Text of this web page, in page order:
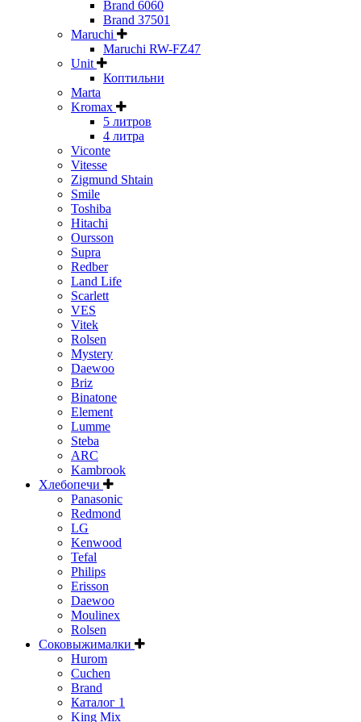
Brand 6060
Brand 37501
Maruchi
Maruchi RW-FZ47
Unit
Коптильни
Marta
Kromax
5 литров
4 литра
Viconte
Vitesse
Zigmund Shtain
Smile
Toshiba
Hitachi
Oursson
Supra
Redber
Land Life
Scarlett
VES
Vitek
Rolsen
Mystery
Daewoo
Briz
Binatone
Element
Lumme
Steba
ARC
Kambrook
Хлебопечи
Panasonic
Redmond
LG
Kenwood
Tefal
Philips
Erisson
Daewoo
Moulinex
Rolsen
Соковыжималки
Hurom
Cuchen
Brand
Каталог 1
King Mix